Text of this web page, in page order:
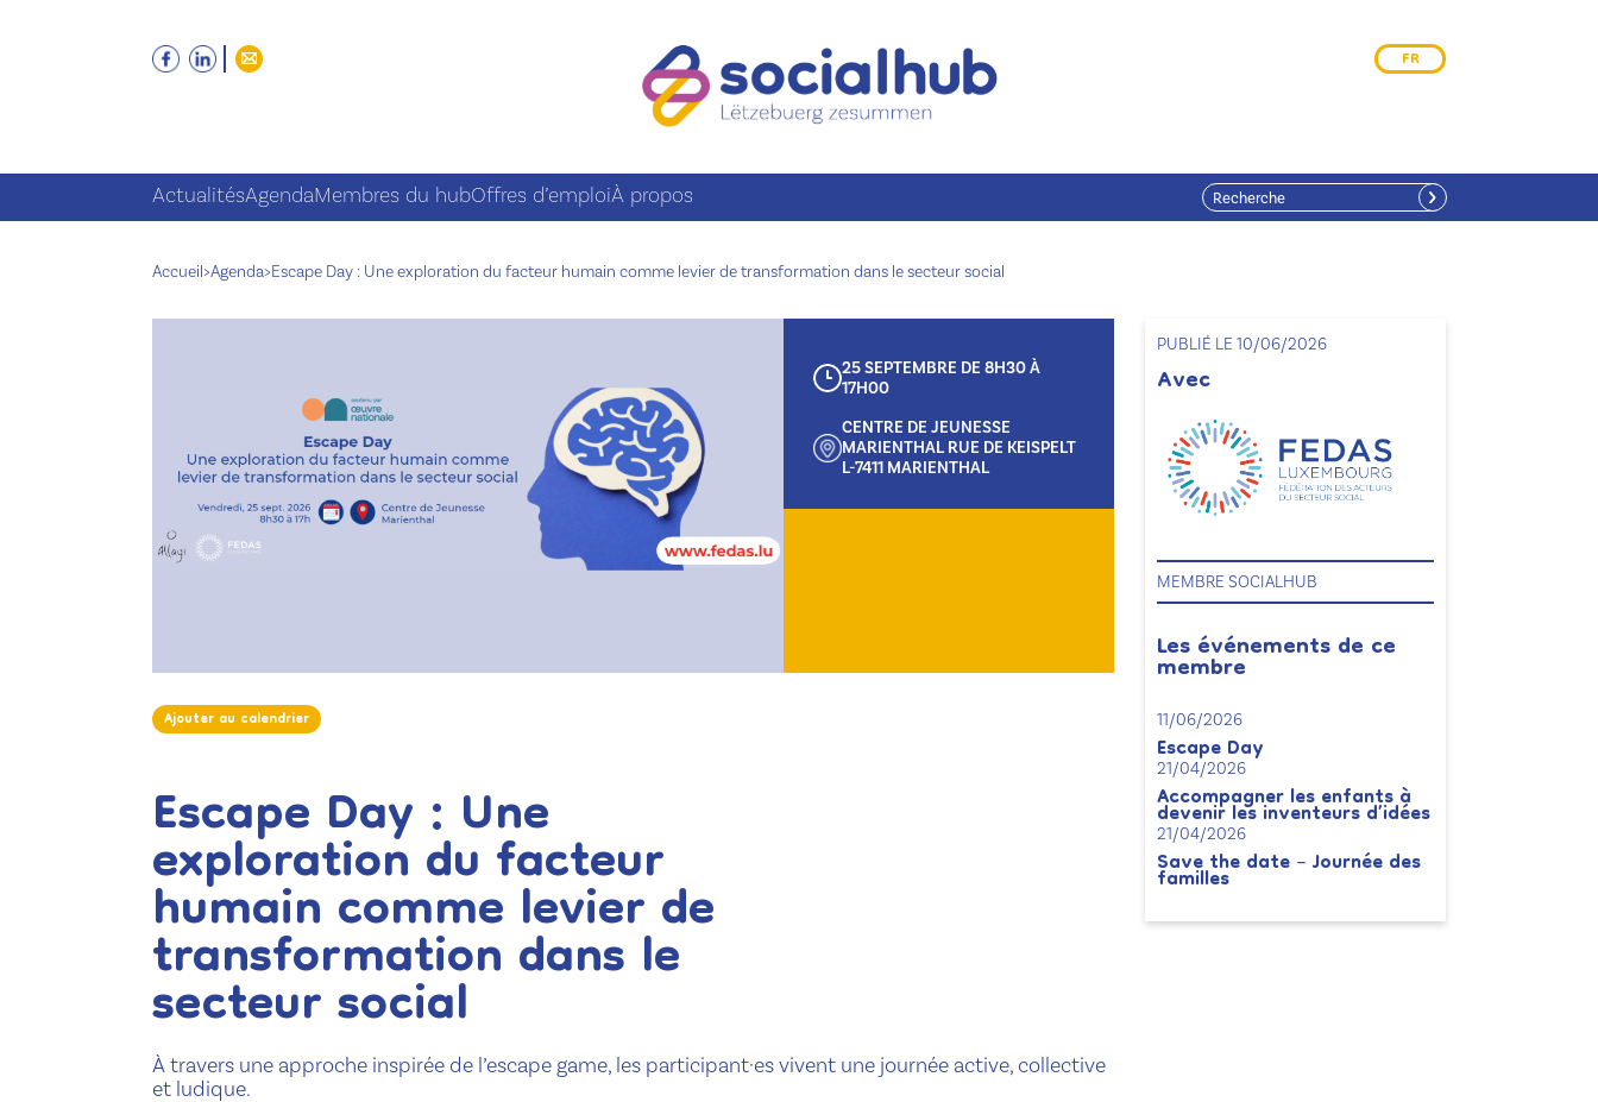
FR
ActualitésAgendaMembres du hubOffres d’emploiÀ propos
Accueil>Agenda>Escape Day : Une exploration du facteur humain comme levier de transformation dans le secteur social
PUBLIÉ LE 10/06/2026
Avec
MEMBRE SOCIALHUB
Les événements de ce
membre
11/06/2026
Escape Day
21/04/2026
Accompagner les enfants à
devenir les inventeurs d’idées
21/04/2026
Save the date – Journée des
familles
25 SEPTEMBRE DE 8H30 À
17H00
CENTRE DE JEUNESSE
MARIENTHAL RUE DE KEISPELT
L-7411 MARIENTHAL
Ajouter au calendrier
Escape Day : Une
exploration du facteur
humain comme levier de
transformation dans le
secteur social
À travers une approche inspirée de l’escape game, les participant·es vivent une journée active, collective
et ludique.